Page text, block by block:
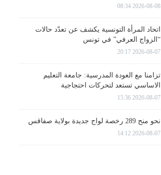
2026-08-08 08:34
اتحاد المرأة التونسية يكشف عن تعدّد حالات
“الزواج العرفي” في تونس
2026-08-07 20:17
تزامنا مع العودة المدرسية: جامعة التعليم
الاساسي تستعد لتحركات احتجاجية
2026-08-07 15:36
نحو منح 289 رخصة لواج جديدة بولاية صفاقس
2026-08-07 14:12